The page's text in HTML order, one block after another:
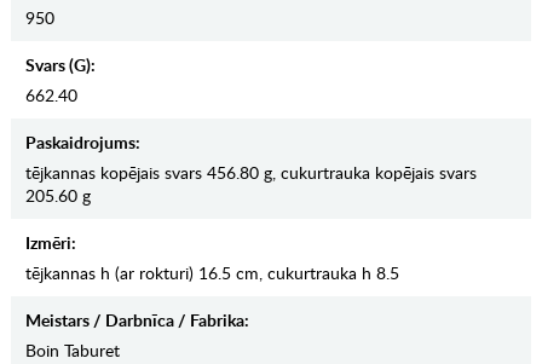
950
Svars (g):
662.40
Paskaidrojums:
tējkannas kopējais svars 456.80 g, cukurtrauka kopējais svars
205.60 g
Izmēri:
tējkannas h (ar rokturi) 16.5 cm, cukurtrauka h 8.5
Meistars / Darbnīca / Fabrika:
Boin Taburet